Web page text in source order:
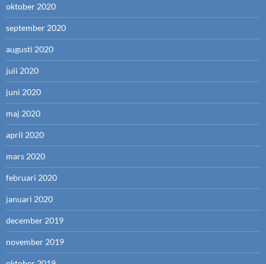
oktober 2020
september 2020
augusti 2020
juli 2020
juni 2020
maj 2020
april 2020
mars 2020
februari 2020
januari 2020
december 2019
november 2019